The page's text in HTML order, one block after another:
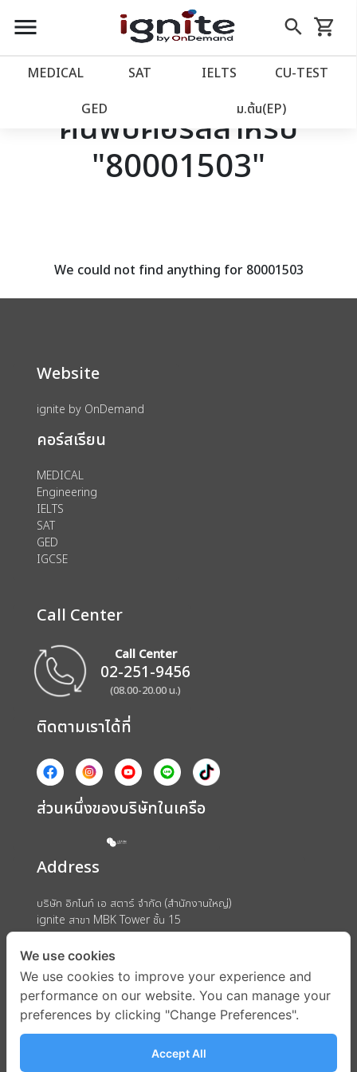
close
account_balance หน้าแรก
เว็บไซต์อิกไนท์
โปรโมชั่น
assignment ลงทะเบียน
menu search
Skip
to
shopping_cart
รถเข็น
MEDICAL SAT IELTS CU‑TEST
GED ม.ต้น(EP)
ค้นพบคอร์สสำหรับ
"80001503"
We could not find anything for 80001503
Website
ignite by OnDemand
คอร์สเรียน
MEDICAL
Engineering
IELTS
SAT
GED
IGCSE
Call Center
Call Center
02-251-9456
(08.00-20.00 น.)
ติดตามเราได้ที่
ส่วนหนึ่งของบริษัทในเครือ
Address
บริษัท อิกไนท์ เอ สตาร์ จำกัด (สำนักงานใหญ่)
ignite สาขา MBK Tower ชั้น 15
ถนนพญาไท แขวงวังใหม่ เขตปทุมวัน กรุงเทพมหานคร 10330
We use cookies
We use cookies to improve your experience and
performance on our website. You can manage your
preferences by clicking "Change Preferences".
Accept All